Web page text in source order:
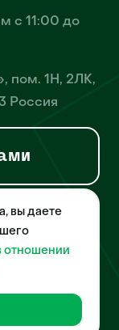
с 11:00 до
пом. 1Н, 2ЛК,
Россия
«Пет-Ес»
сети Интернет и
вы даете
отношении